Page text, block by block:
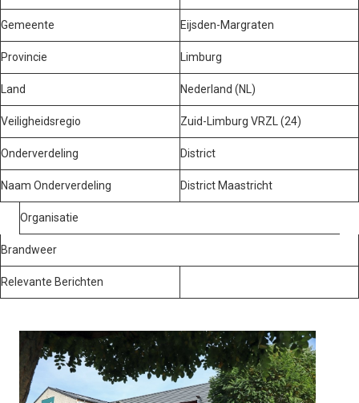
Gemeente Eijsden-Margraten
Provincie Limburg
Land Nederland (NL)
Veiligheidsregio Zuid-Limburg VRZL (24)
Onderverdeling District
Naam Onderverdeling District Maastricht
Organisatie
Brandweer
Relevante Berichten